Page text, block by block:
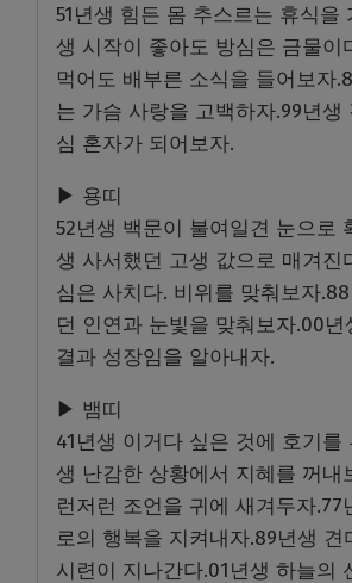
51년생 힘든 몸 추스르는 휴식을
생 시작이 좋아도 방심은 금물이
먹어도 배부른 소식을 들어보자
는 가슴 사랑을 고백하자.99년생
심 혼자가 되어보자.
▶ 용띠
52년생 백문이 불여일견 눈으로
생 사서했던 고생 값으로 매겨진
심은 사치다. 비위를 맞춰보자
던 인연과 눈빛을 맞춰보자.00년
결과 성장임을 알아내자.
▶ 뱀띠
41년생 이거다 싶은 것에 호기를
생 난감한 상황에서 지혜를 꺼내
런저런 조언을 귀에 새겨두자.77
로의 행복을 지켜내자.89년생 견
시련이 지나간다.01년생 하늘의